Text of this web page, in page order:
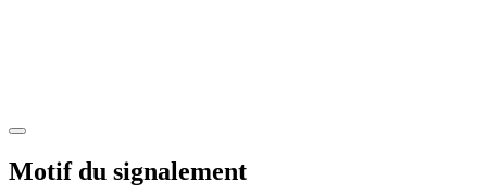
Motif du signalement